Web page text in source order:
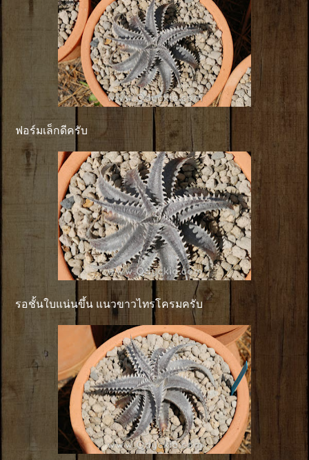
ฟอร์มเล็กดีครับ
รอชั้นใบแน่นขึ้น แนวขาวไทรโครมครับ